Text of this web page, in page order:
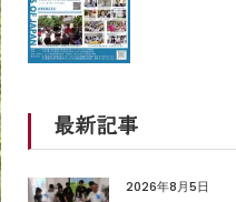
最新記事
2026年8月5日